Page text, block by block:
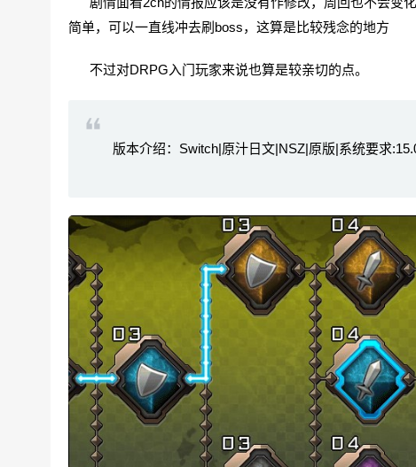
简单，可以一直线冲去刷boss，这算是比较残念的地方
不过对DRPG入门玩家来说也算是较亲切的点。
版本介绍：Switch|原汁日文|NSZ|原版|系统要求